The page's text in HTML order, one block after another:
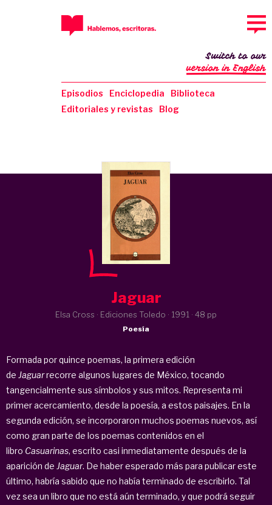
Episodios Enciclopedia
Biblioteca
Editoriales y revistas
Blog
Switch to our
version in English
Jaguar
Elsa Cross · Ediciones Toledo · 1991 · 48 pp
Poesía
Formada por quince poemas, la primera edición
de Jaguarrecorre algunos lugares de México, tocando
tangencialmente sus símbolos y sus mitos. Representa mi
primer acercamiento, desde la poesía, a estos paisajes. En la
segunda edición, se incorporaron muchos poemas nuevos, así
como gran parte de los poemas contenidos en el
libro Casuarinas, escrito casi inmediatamente después de la
aparición de Jaguar. De haber esperado más para publicar este
último, habría sabido que no había terminado de escribirlo. Tal
vez sea un libro que no está aún terminado, y que podrá seguir